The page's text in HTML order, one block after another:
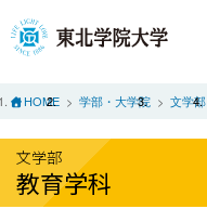
HOME 学部・大学院 文学部
文学部
教育学科